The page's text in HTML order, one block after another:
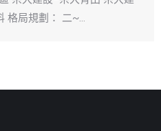
格局規劃： 二~…